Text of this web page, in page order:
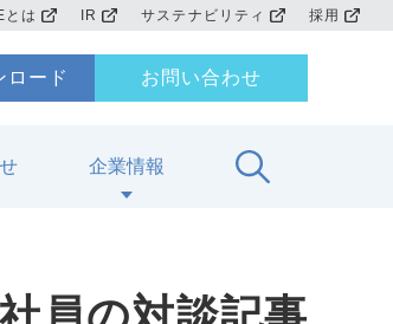
とは IR サステナビリティ 採用
企業情報
ロード お問い合わせ